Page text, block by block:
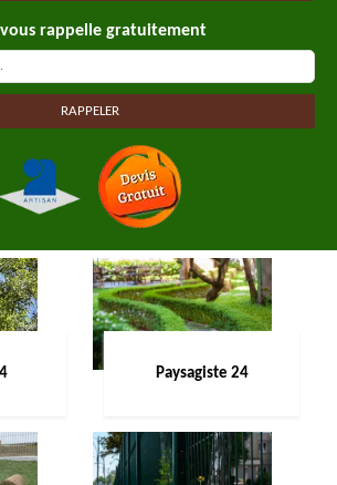
rappelle gratuitement
Paysagiste 24